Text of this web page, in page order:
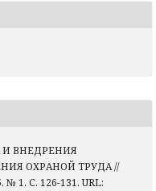
И ВНЕДРЕНИЯ
ОХРАНОЙ ТРУДА //
1. С. 126-131. URL: